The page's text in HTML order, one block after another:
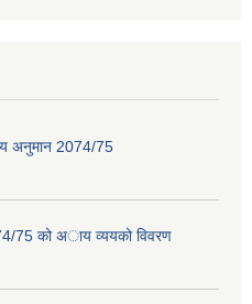
अनुमान 2074/75
75 को अाय व्ययको विवरण